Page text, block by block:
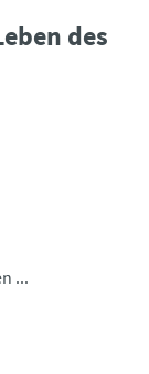
des
...